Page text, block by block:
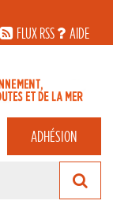
FLUX RSS
AIDE
ADHÉSION